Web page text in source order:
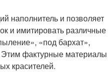
наполнитель и позволяет
и имитировать различные
«под бархат»,
фактурные материалы
красителей.